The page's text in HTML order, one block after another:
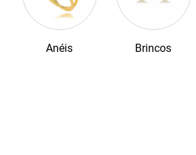
Brincos Clássicos